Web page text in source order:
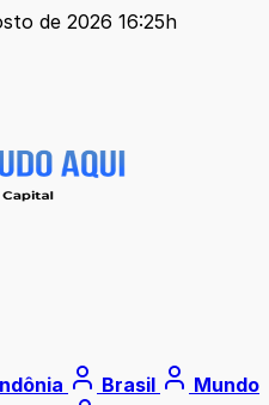
de 2026 16:25h
Brasil
Mundo